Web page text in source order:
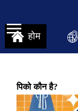
होम
पिको कौन है?